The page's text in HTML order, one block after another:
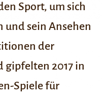
Sport, um sich
und sein Ansehen
der
gipfelten 2017 in
Spiele für